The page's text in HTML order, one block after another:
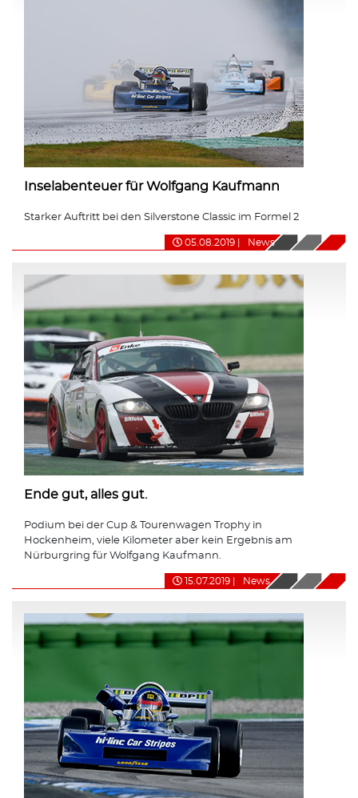
Inselabenteuer für Wolfgang Kaufmann
Starker Auftritt bei den Silverstone Classic im Formel 2
05.08.2019 News
Ende gut, alles gut.
Podium bei der Cup & Tourenwagen Trophy in
Hockenheim, viele Kilometer aber kein Ergebnis am
Nürburgring für Wolfgang Kaufmann.
15.07.2019 News